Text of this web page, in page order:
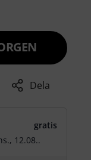
Dela
gratis
12.08..